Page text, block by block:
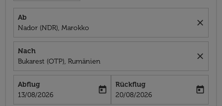
Ab
Nador (NDR), Marokko
close
Nach
Bukarest (OTP), Rumänien
close
Abflug
fc-booking-departure-date-aria-label
13/08/2026
today
Rückflug
fc-booking-return-date-aria-label
20/08/2026
today